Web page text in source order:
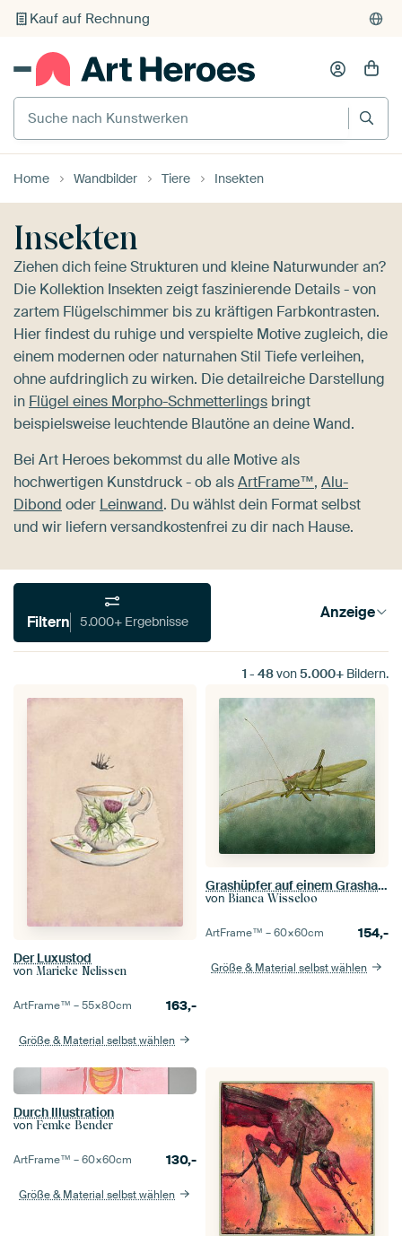
Individueller Druck auf Bestellung
Suche nach Kunstwerken
Home Wandbilder Tiere Insekten
Insekten
Ziehen dich feine Strukturen und kleine Naturwunder an?
Die Kollektion Insekten zeigt faszinierende Details - von
zartem Flügelschimmer bis zu kräftigen Farbkontrasten.
Hier findest du ruhige und verspielte Motive zugleich, die
einem modernen oder naturnahen Stil Tiefe verleihen,
ohne aufdringlich zu wirken. Die detailreiche Darstellung
in Flügel eines Morpho-Schmetterlings bringt
beispielsweise leuchtende Blautöne an deine Wand.
Bei Art Heroes bekommst du alle Motive als
hochwertigen Kunstdruck - ob alsArtFrame™, Alu-
Dibond oder Leinwand. Du wählst dein Format selbst
und wir liefern versandkostenfrei zu dir nach Hause.
Filtern 5.000+ Ergebnisse Anzeige
1 - 48von5.000+ Bildern.
Der Luxustod
von Marieke Nelissen
ArtFrame™ –55×80cm 163,-
Größe & Material selbst wählen
Grashüpfer auf einem Grashalm
von Bianca Wisseloo
ArtFrame™ –60×60cm 154,-
Größe & Material selbst wählen
Durch Illustration
von Femke Bender
ArtFrame™ –60×60cm 130,-
Größe & Material selbst wählen